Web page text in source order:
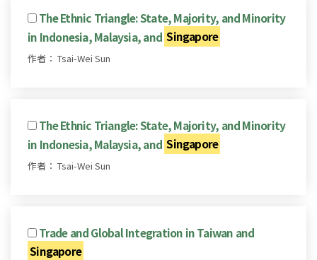
The Ethnic Triangle: State, Majority, and Minority
in Indonesia, Malaysia, and Singapore
作者： Tsai-Wei Sun
The Ethnic Triangle: State, Majority, and Minority
in Indonesia, Malaysia, and Singapore
作者： Tsai-Wei Sun
Trade and Global Integration in Taiwan and
Singapore